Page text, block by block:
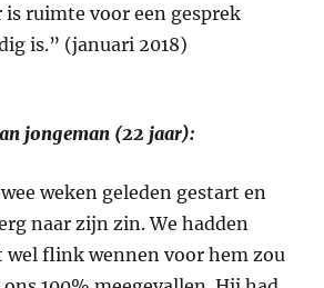
is ruimte voor een gesprek
is.” (januari 2018)
jongeman (22 jaar):
weken geleden gestart en
naar zijn zin. We hadden
wel flink wennen voor hem zou